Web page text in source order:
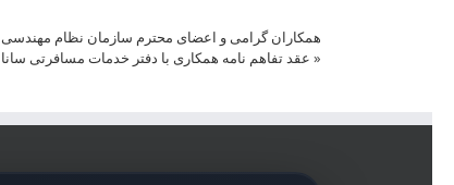
همکاران گرامی و اعضای محترم سازمان نظام
« عقد تفاهم نامه همکاری با دفتر خدمات مسافرتی